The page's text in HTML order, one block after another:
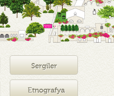
Sergiler
Etnografya